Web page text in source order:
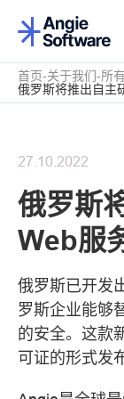
首页 关于我们 所
俄罗斯将推出自主
俄罗斯
Web服
27.10.2022
俄罗斯已开发
罗斯企业能够
的安全。这款
可证的形式发